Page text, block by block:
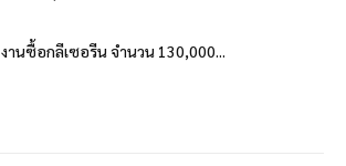
งานซื้อกลีเซอรีน จำนวน 130,000...